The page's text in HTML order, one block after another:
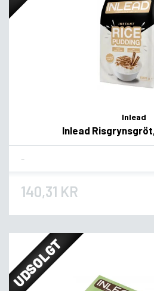
Inlead
Inlead
140,31 KR
UDSOLGT